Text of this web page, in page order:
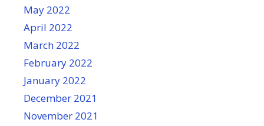
May 2022
April 2022
March 2022
February 2022
January 2022
December 2021
November 2021